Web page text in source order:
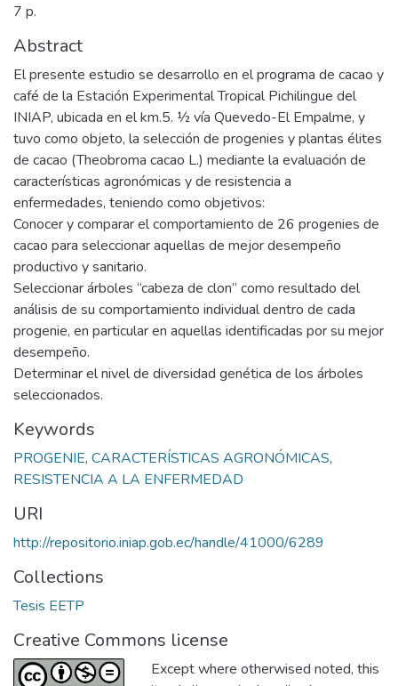
7 p.
Abstract
El presente estudio se desarrollo en el programa de cacao y
café de la Estación Experimental Tropical Pichilingue del
INIAP, ubicada en el km.5. ½ vía Quevedo-El Empalme, y
tuvo como objeto, la selección de progenies y plantas élites
de cacao (Theobroma cacao L.) mediante la evaluación de
características agronómicas y de resistencia a
enfermedades, teniendo como objetivos:
Conocer y comparar el comportamiento de 26 progenies de
cacao para seleccionar aquellas de mejor desempeño
productivo y sanitario.
Seleccionar árboles “cabeza de clon” como resultado del
análisis de su comportamiento individual dentro de cada
progenie, en particular en aquellas identificadas por su mejor
desempeño.
Determinar el nivel de diversidad genética de los árboles
seleccionados.
Keywords
PROGENIE, CARACTERÍSTICAS AGRONÓMICAS,
RESISTENCIA A LA ENFERMEDAD
URI
http://repositorio.iniap.gob.ec/handle/41000/6289
Collections
Tesis EETP
Creative Commons license
Except where otherwised noted, this